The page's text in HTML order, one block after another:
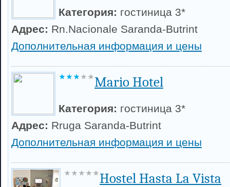
Категория: гостиница 3*
Адрес: Rn.Nacionale Saranda-Butrint
Дополнительная информация и цены
Mario Hotel
Категория: гостиница 3*
Адрес: Rruga Saranda-Butrint
Дополнительная информация и цены
Hostel Hasta La Vista